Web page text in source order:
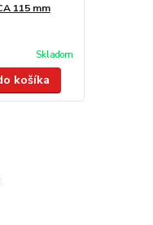
115 mm
Skladom
košíka